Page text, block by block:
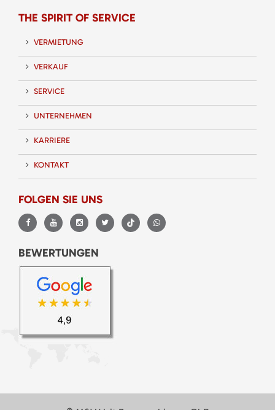
THE SPIRIT OF SERVICE
VERMIETUNG
VERKAUF
SERVICE
UNTERNEHMEN
KARRIERE
KONTAKT
FOLGEN SIE UNS
BEWERTUNGEN